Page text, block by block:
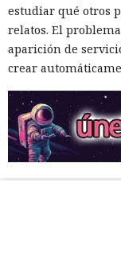
estudiar qué otros
relatos. El
aparición de
crear